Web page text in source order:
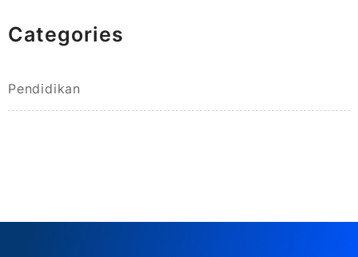
Categories
Pendidikan